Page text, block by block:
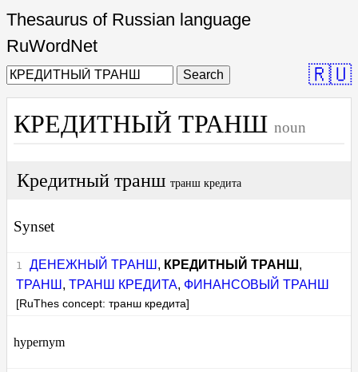
Thesaurus of Russian language
RuWordNet
Search 🇷🇺
КРЕДИТНЫЙ ТРАНШ noun
Кредитный транш транш кредита
Synset
ДЕНЕЖНЫЙ ТРАНШ , КРЕДИТНЫЙ ТРАНШ ,
ТРАНШ ,ТРАНШ КРЕДИТА, ФИНАНСОВЫЙ ТРАНШ
[RuThes concept: транш кредита]
hypernym